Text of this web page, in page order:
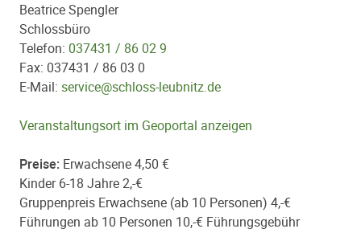
Beatrice Spengler
Schlossbüro
Telefon: 037431 / 86 02 9
Fax: 037431 / 86 03 0
E-Mail: service@schloss-leubnitz.de
Veranstaltungsort im Geoportal anzeigen
Preise: Erwachsene 4,50 €
Kinder 6-18 Jahre 2,-€
Gruppenpreis Erwachsene (ab 10 Personen) 4,-€
Führungen ab 10 Personen 10,-€ Führungsgebühr